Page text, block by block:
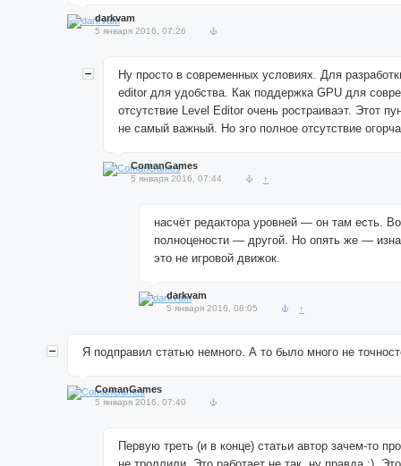
darkvam
5 января 2016, 07:26
Ну просто в современных условиях. Для
editor для удобства. Как поддержка GPU для
отсутствие Level Editor очень ростраиваэт. Этот
не самый важный. Но эго полное отсутствие
ComanGames
5 января 2016, 07:44 ↑
насчёт редактора уровней — он там есть.
полноцености — другой. Но опять же —
это не игровой движок.
darkvam
5 января 2016, 08:05 ↑
Я подправил статью немного. А то было много не
ComanGames
5 января 2016, 07:40
Первую треть (и в конце) статьи автор зачем-то